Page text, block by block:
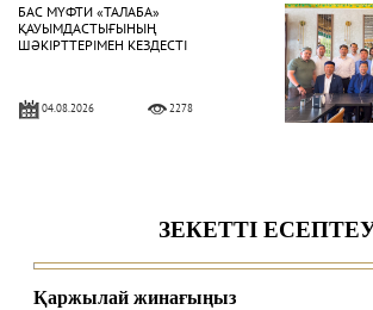
БАС МҮФТИ «ТАЛАБА»
ҚАУЫМДАСТЫҒЫНЫҢ
ШӘКІРТТЕРІМЕН КЕЗДЕСТІ
04.08.2026 2278
04.08.2026 1986